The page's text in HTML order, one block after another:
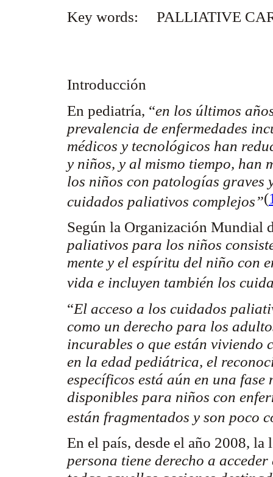
Key words: PALLIATIVE
Introducción
En pediatría, “en los últimos
prevalencia de enfermedades
médicos y tecnológicos han
y niños, y al mismo tiempo, han
los niños con patologías graves
cuidados paliativos complejos”(
Según la Organización Mundial
paliativos para los niños
mente y el espíritu del niño con
vida e incluyen también los
“El acceso a los cuidados
como un derecho para los
incurables o que están viviendo
en la edad pediátrica, el
específicos está aún en una
disponibles para niños con
están fragmentados y son poco
En el país, desde el año 2008, la
persona tiene derecho a